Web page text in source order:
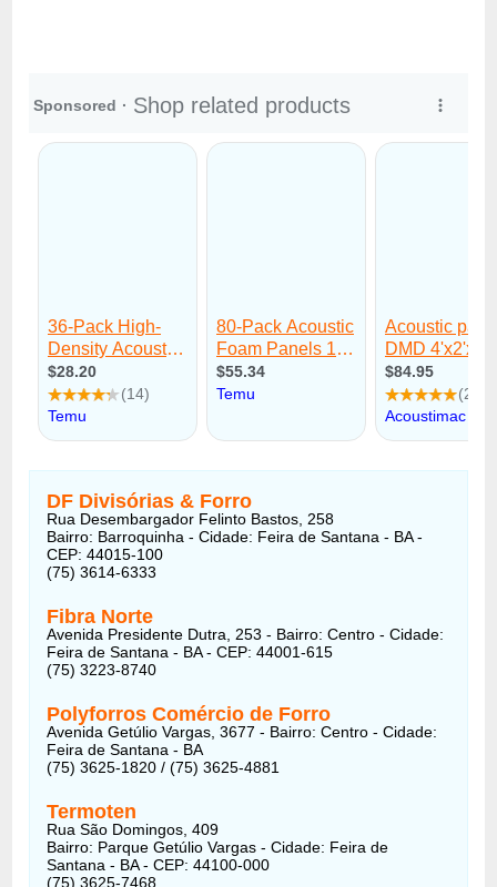
DF Divisórias & Forro
Rua Desembargador Felinto Bastos, 258
Bairro: Barroquinha - Cidade: Feira de Santana - BA -
CEP: 44015-100
(75) 3614-6333
Fibra Norte
Avenida Presidente Dutra, 253 - Bairro: Centro - Cidade:
Feira de Santana - BA - CEP: 44001-615
(75) 3223-8740
Polyforros Comércio de Forro
Avenida Getúlio Vargas, 3677 - Bairro: Centro - Cidade:
Feira de Santana - BA
(75) 3625-1820 / (75) 3625-4881
Termoten
Rua São Domingos, 409
Bairro: Parque Getúlio Vargas - Cidade: Feira de
Santana - BA - CEP: 44100-000
(75) 3625-7468